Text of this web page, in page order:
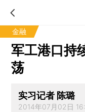
金融
军工港口持
荡
实习记者 陈璐
2014年07月02日